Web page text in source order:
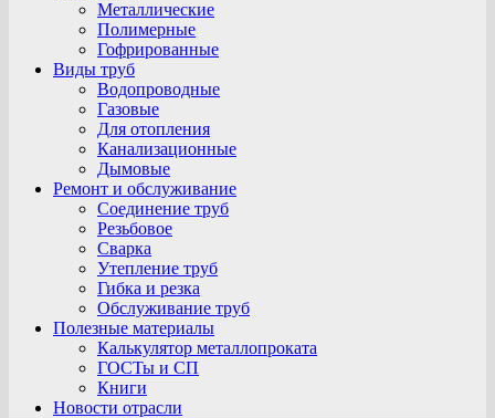
Металлические
Полимерные
Гофрированные
Виды труб
Водопроводные
Газовые
Для отопления
Канализационные
Дымовые
Ремонт и обслуживание
Соединение труб
Резьбовое
Сварка
Утепление труб
Гибка и резка
Обслуживание труб
Полезные материалы
Калькулятор металлопроката
ГОСТы и СП
Книги
Новости отрасли